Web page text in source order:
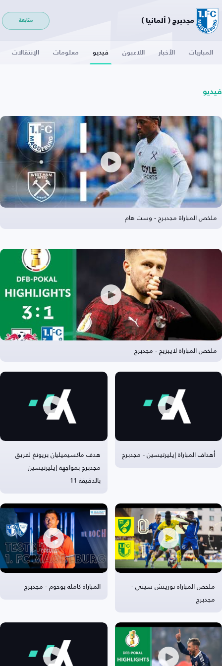
مجدبرج ( ألمانيا ) متابعة
المباريات الأخبار اللاعبون فيديو معلومات الإنتقالات
فيديو
ملخص المباراة مجدبرج - وست هام
ملخص المباراة لايبزيج - مجدبرج
أهداف المباراة إيليرتيسين - مجدبرج
هدف ماكسيميليان بريونغ لفريق
مجدبرج بمواجهة إيليرتيسين
بالدقيقة 11
ملخص المباراة نوريتش سيتي -
مجدبرج
المباراة كاملة بوخوم - مجدبرج